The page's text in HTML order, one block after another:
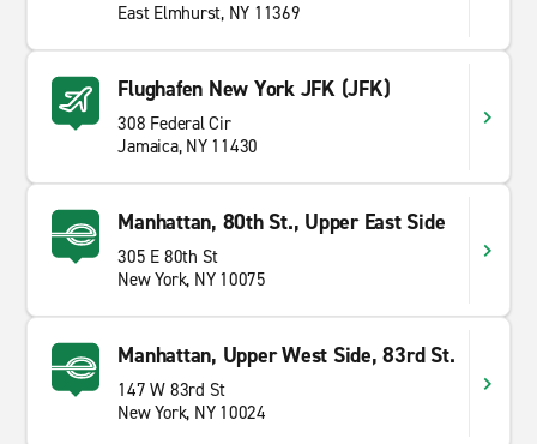
East Elmhurst, NY 11369
Flughafen New York JFK (JFK)
308 Federal Cir
Jamaica, NY 11430
Manhattan, 80th St., Upper East Side
305 E 80th St
New York, NY 10075
Manhattan, Upper West Side, 83rd St.
147 W 83rd St
New York, NY 10024